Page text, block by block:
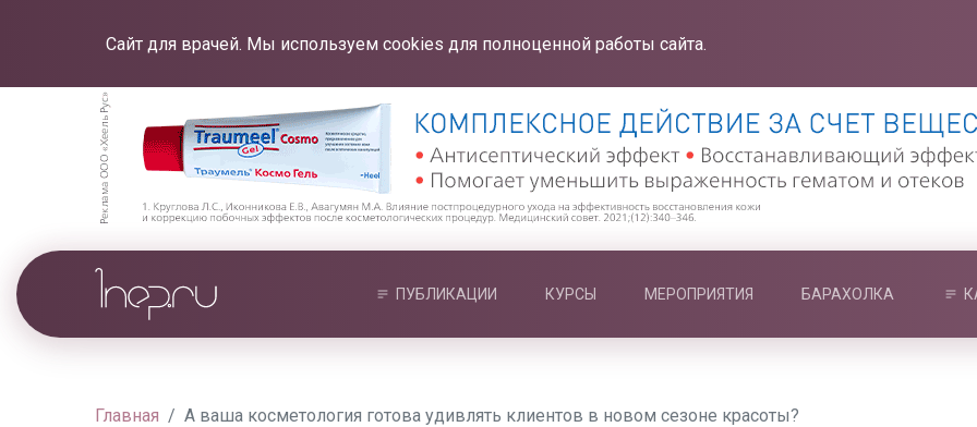
Сайт для врачей. Мы используем cookies для полноценной работы сайта.
ПУБЛИКАЦИИ КУРСЫ МЕРОПРИЯТИЯ БАРАХОЛКА
Главная А ваша косметология готова удивлять клиентов в новом сезоне красоты?